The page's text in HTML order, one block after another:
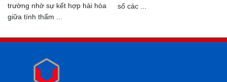
trường nhờ sự kết hợp hài hòa
giữa tính thẩm ...
số các ...